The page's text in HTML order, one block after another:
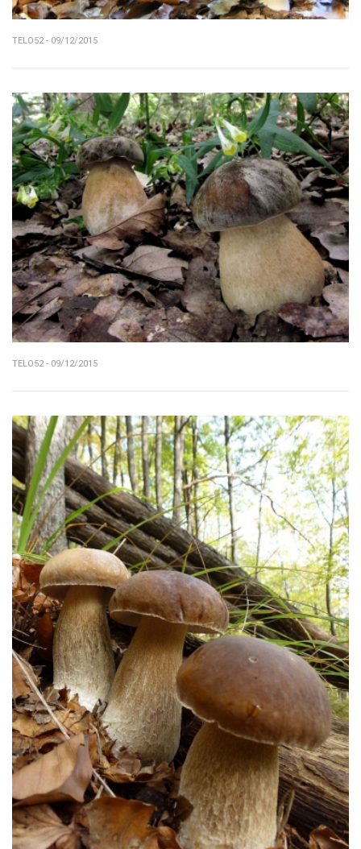
TELO52 - 09/12/2015
TELO52 - 09/12/2015